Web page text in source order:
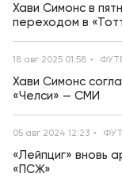
Хави Симонс в
переходом в
18 авг 2025 01:58
Хави Симонс
«Челси» — СМИ
05 авг 2024 12:23
«Лейпциг» вновь
«ПСЖ»